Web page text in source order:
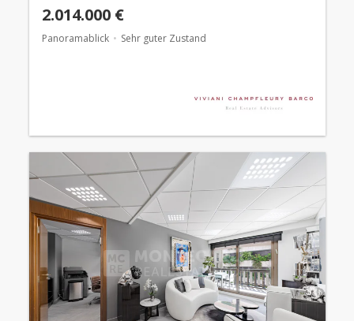
2.014.000 €
Panoramablick Sehr guter Zustand